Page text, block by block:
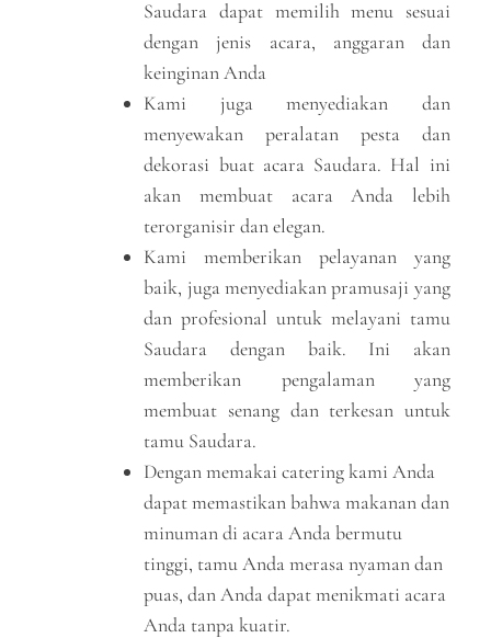
Saudara dapat memilih menu sesuai
dengan jenis acara, anggaran dan
keinginan Anda
Kami juga menyediakan dan
menyewakan peralatan pesta dan
dekorasi buat acara Saudara. Hal ini
akan membuat acara Anda lebih
terorganisir dan elegan.
Kami memberikan pelayanan yang
baik, juga menyediakan pramusaji yang
dan profesional untuk melayani tamu
Saudara dengan baik. Ini akan
memberikan pengalaman yang
membuat senang dan terkesan untuk
tamu Saudara.
Dengan memakai catering kami Anda
dapat memastikan bahwa makanan dan
minuman di acara Anda bermutu
tinggi, tamu Anda merasa nyaman dan
puas, dan Anda dapat menikmati acara
Anda tanpa kuatir.